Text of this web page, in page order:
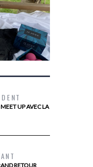
UP AVEC LA
RETOUR